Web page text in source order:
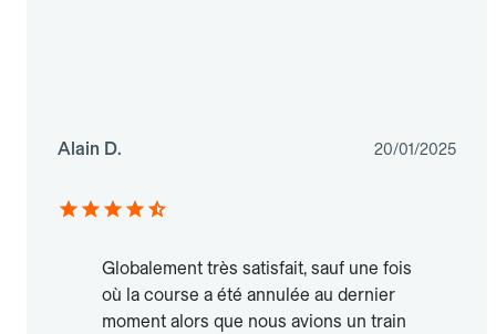
Alain D. 20/01/2025
Globalement très satisfait, sauf une fois
où la course a été annulée au dernier
moment alors que nous avions un train